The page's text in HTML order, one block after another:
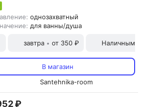
однозахватный
для ванны/душа
завтра • от 350 ₽ Наличными
В магазин
Santehnika-room
₽